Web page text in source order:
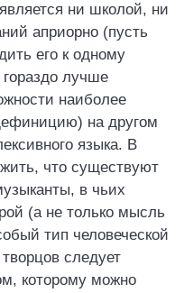
ни школой, ни
априорно (пусть
его к одному
лучше
наиболее
на другом
языка. В
что существуют
в чьих
(а не только мысль
тип человеческой
следует
которому можно